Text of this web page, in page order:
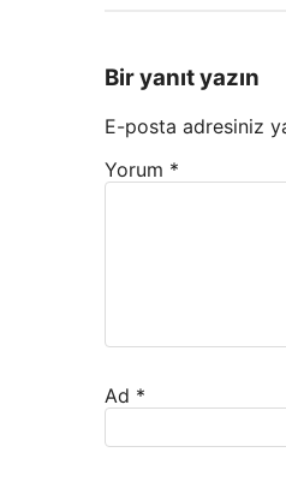
Bir yanıt yazın
E-posta adresiniz
Yorum *
Ad *